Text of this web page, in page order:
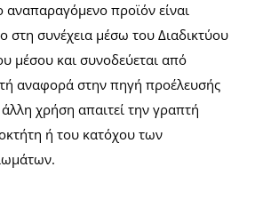
προϊόν είναι
στη συνέχεια μέσω του Διαδικτύου
μέσου και συνοδεύεται από
αναφορά στην πηγή προέλευσής
χρήση απαιτεί την γραπτή
ή του κατόχου των